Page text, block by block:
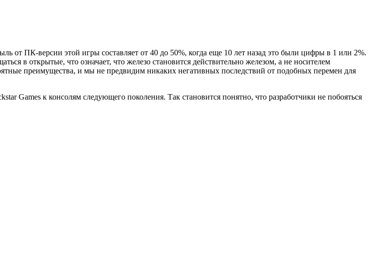
от ПК-версии этой игры составляет от 40 до 50%, когда еще 10 лет назад это были цифры в 1 или 2%.
в открытые, что означает, что железо становится действительно железом, а не носителем
преимущества, и мы не предвидим никаких негативных последствий от подобных перемен для
Games к консолям следующего поколения. Так становится понятно, что разработчики не побояться